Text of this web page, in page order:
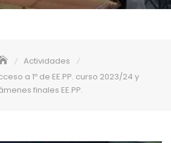
Actividades
a 1º de EE.PP. curso 2023/24 y
finales EE.PP.